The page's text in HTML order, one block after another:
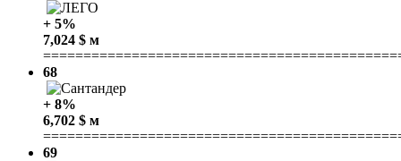
+ 5%
7,024 $ м
68
+ 8%
6,702 $ м
69